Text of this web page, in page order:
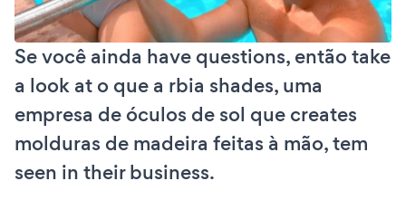
Se você ainda have questions, então take
a look at o que a rbia shades, uma
empresa de óculos de sol que creates
molduras de madeira feitas à mão, tem
seen in their business.